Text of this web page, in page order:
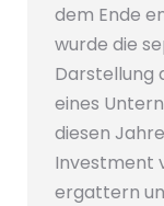
dem Ende
wurde die
Darstellung
eines
diesen
Investment
ergattern